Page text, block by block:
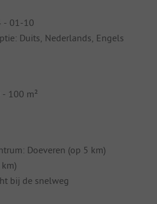
- 01-10
Duits, Nederlands, Engels
100 m²
Doeveren (op 5 km)
bij de snelweg